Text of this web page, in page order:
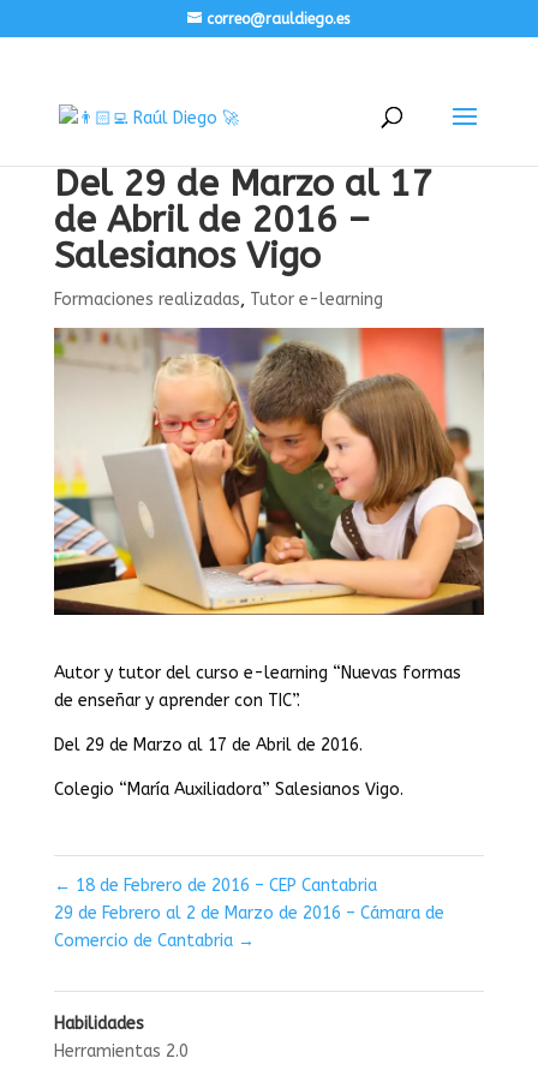
correo@rauldiego.es
Del 29 de Marzo al 17
de Abril de 2016 –
Salesianos Vigo
Formaciones realizadas, Tutor e-learning
Autor y tutor del curso e-learning “Nuevas formas
de enseñar y aprender con TIC”.
Del 29 de Marzo al 17 de Abril de 2016.
Colegio “María Auxiliadora” Salesianos Vigo.
← 18 de Febrero de 2016 – CEP Cantabria
29 de Febrero al 2 de Marzo de 2016 – Cámara de
Comercio de Cantabria →
Habilidades
Herramientas 2.0